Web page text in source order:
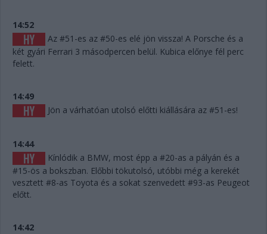
14:52
Az #51-es az #50-es elé jön vissza! A Porsche és a
két gyári Ferrari 3 másodpercen belül. Kubica előnye fél perc
felett.
14:49
Jön a várhatóan utolsó előtti kiállására az #51-es!
14:44
Kínlódik a BMW, most épp a #20-as a pályán és a
#15-ös a bokszban. Előbbi tökutolsó, utóbbi még a kerekét
vesztett #8-as Toyota és a sokat szenvedett #93-as Peugeot
előtt.
14:42